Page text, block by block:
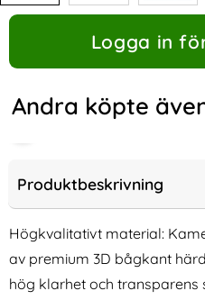
Logga in
Andra köpte
Produktbeskrivning
Högkvalitativt material:
av premium 3D bågkant
hög klarhet och